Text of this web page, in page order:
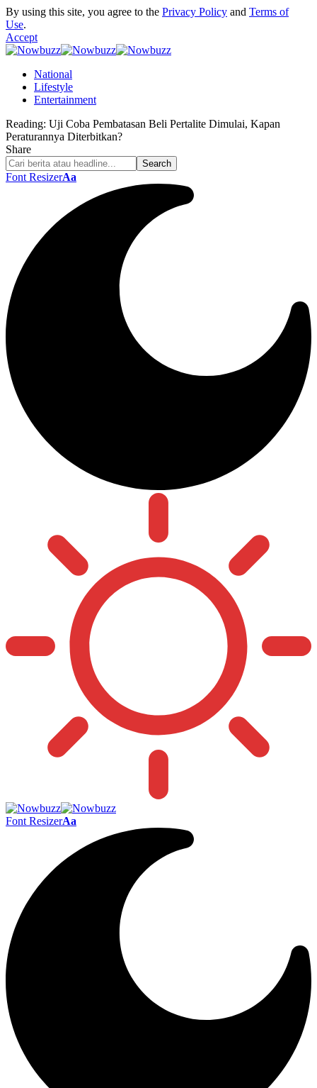
By using this site, you agree to the Privacy Policy and Terms of
Use.
Accept
National
Lifestyle
Entertainment
Reading: Uji Coba Pembatasan Beli Pertalite Dimulai, Kapan
Peraturannya Diterbitkan?
Share
Font ResizerAa
Font ResizerAa